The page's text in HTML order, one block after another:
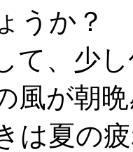
うか？
て、少
風が朝
は夏の